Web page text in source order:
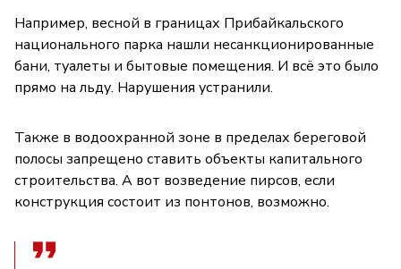
Например, весной в границах Прибайкальского
национального парка нашли несанкционированные
бани, туалеты и бытовые помещения. И всё это было
прямо на льду. Нарушения устранили.
Также в водоохранной зоне в пределах береговой
полосы запрещено ставить объекты капитального
строительства. А вот возведение пирсов, если
конструкция состоит из понтонов, возможно.